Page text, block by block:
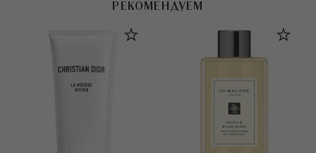
РЕКОМЕНДУЕМ